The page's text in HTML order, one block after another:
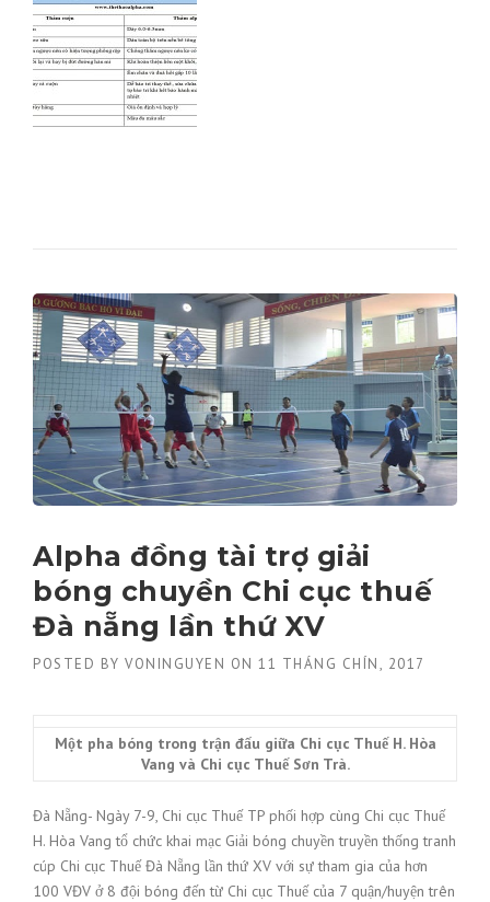
Alpha đồng tài trợ giải
bóng chuyền Chi cục thuế
Đà nẵng lần thứ XV
POSTED BY VONINGUYEN ON 11 THÁNG CHÍN, 2017
Một pha bóng trong trận đấu giữa Chi cục Thuế H. Hòa
Vang và Chi cục Thuế Sơn Trà.
Đà Nẵng- Ngày 7-9, Chi cục Thuế TP phối hợp cùng Chi cục Thuế
H. Hòa Vang tổ chức khai mạc Giải bóng chuyền truyền thống tranh
cúp Chi cục Thuế Đà Nẵng lần thứ XV với sự tham gia của hơn
100 VĐV ở 8 đội bóng đến từ Chi cục Thuế của 7 quận/huyện trên